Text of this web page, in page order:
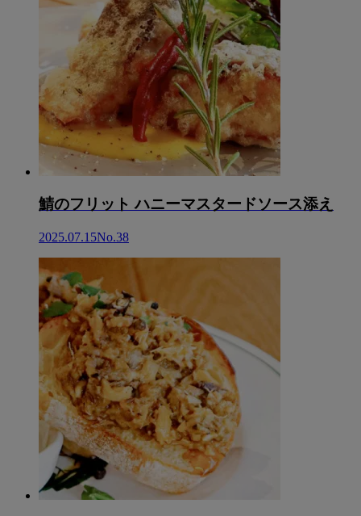
鯖のフリット ハニーマスタードソース添え
2025.07.15No.38